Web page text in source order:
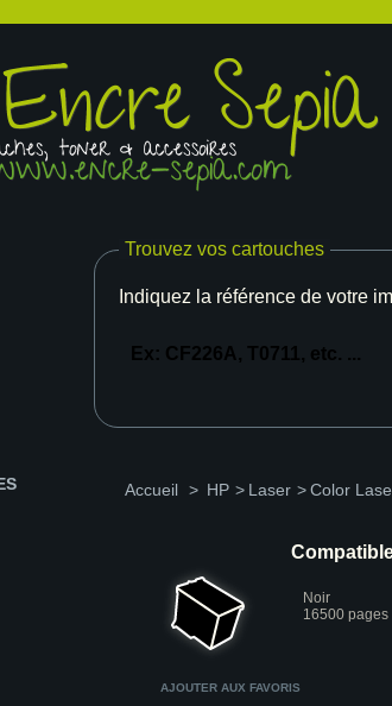
Trouvez vos cartouches
Indiquez la référence de votre
Accueil > HP > Laser >Color
Noir
16500 pages
AJOUTER AUX FAVORIS